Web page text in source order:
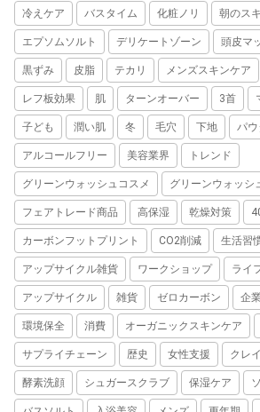
冷えケア バスタイム 化粧ノリ 朝のス
エプソムソルト デリケートゾーン 頭皮マ
黒ずみ 皮脂 テカリ メンズスキンケア
レフ板効果 肌 ターンオーバー 3首
子ども 潤い肌 冬 毛穴 下地 パウ
アルコールフリー 美容業界 トレンド
グリーンウォッシュコスメ グリーンウォッシ
フェアトレード商品 高保湿 乾燥対策
カーボンフットプリント CO2削減 生活習
アップサイクル雑貨 ワークショップ ライ
アップサイクル 雑貨 ゼロカーボン 企
環境保全 消費 オーガニックスキンケア
サプライチェーン 歴史 女性支援 クレイ
酵素洗顔 シュガースクラブ 保湿ケア